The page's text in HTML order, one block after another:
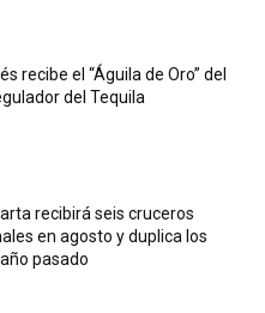
recibe el “Águila de Oro” del
del Tequila
recibirá seis cruceros
en agosto y duplica los
pasado